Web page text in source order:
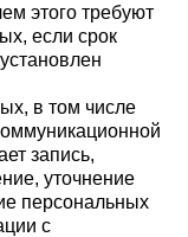
этого требуют
если срок
в том числе
запись,
уточнение
персональных
с